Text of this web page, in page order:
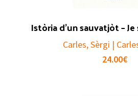
Istòria d’un sauvatjòt –
Carles, Sèrgi |
24.00€